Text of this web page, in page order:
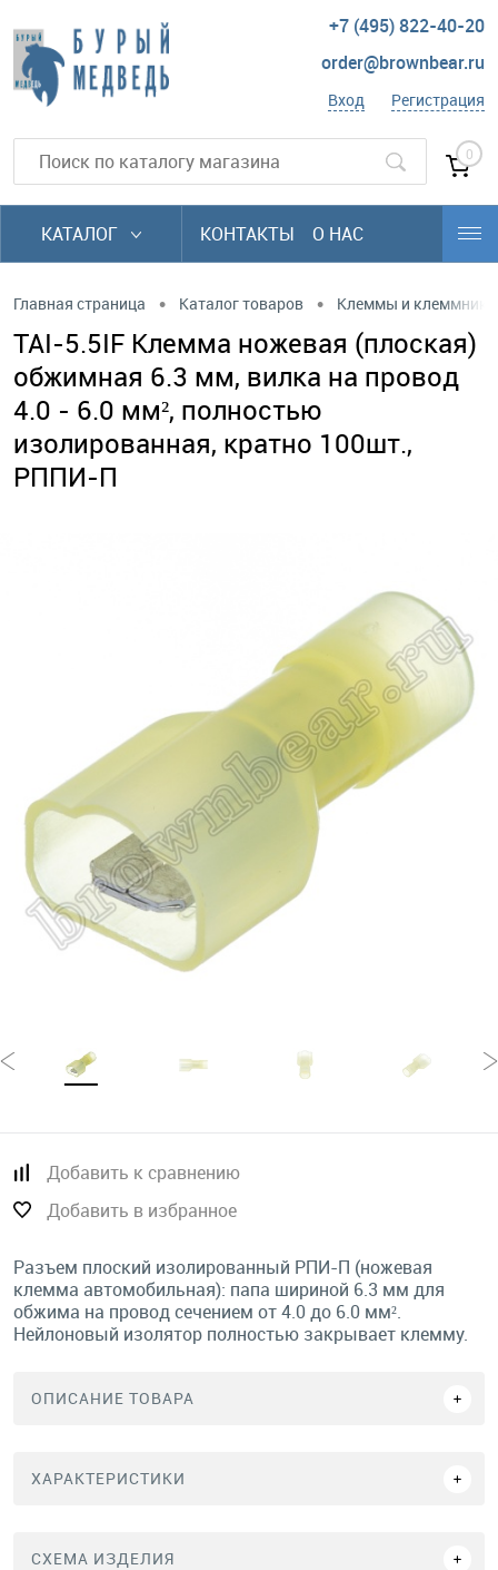
+7 (495) 822-40-20
order@brownbear.ru
Вход Регистрация
0
КАТАЛОГ КОНТАКТЫ О НАС
Главная страница • Каталог товаров • Клеммы и клеммники
TAI-5.5IF Клемма ножевая (плоская)
обжимная 6.3 мм, вилка на провод
4.0 - 6.0 мм², полностью
изолированная, кратно 100шт.,
РППИ-П
Добавить к сравнению
Добавить в избранное
Разъем плоский изолированный РПИ-П (ножевая
клемма автомобильная): папа шириной 6.3 мм для
обжима на провод сечением от 4.0 до 6.0 мм².
Нейлоновый изолятор полностью закрывает клемму.
ОПИСАНИЕ ТОВАРА
ХАРАКТЕРИСТИКИ
СХЕМА ИЗДЕЛИЯ